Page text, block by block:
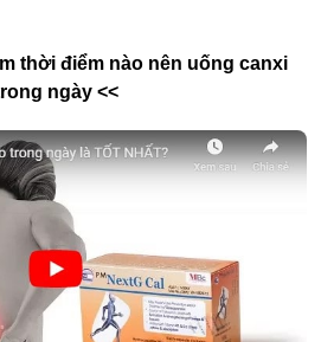
thời điểm nào nên uống canxi
ngày <<